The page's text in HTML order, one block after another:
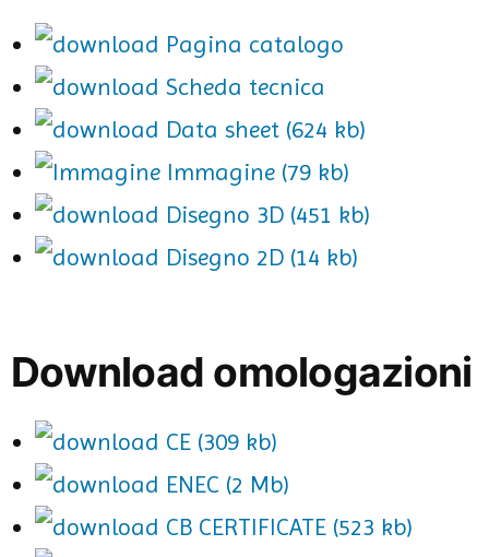
Pagina catalogo
Scheda tecnica
Data sheet (624 kb)
Immagine (79 kb)
Disegno 3D (451 kb)
Disegno 2D (14 kb)
Download omologazioni
CE (309 kb)
ENEC (2 Mb)
CB CERTIFICATE (523 kb)